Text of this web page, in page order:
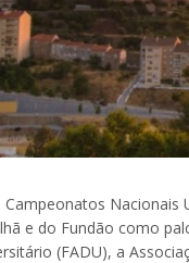
Nacionais
e do Fundão como
(FADU), a